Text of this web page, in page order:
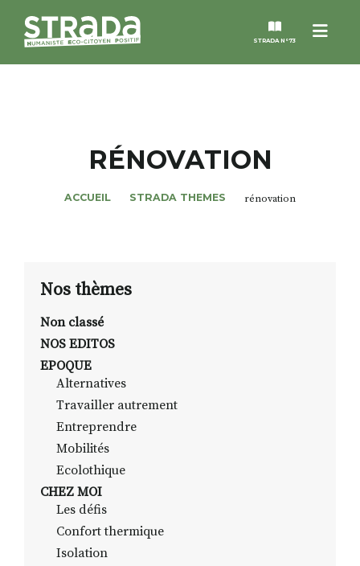
Menu
STRADA N°73
MAGAZINES
NOS THÈMES
ALTER STRADA
ROSÉE DE MAI
RECHERCHER
RÉNOVATION
ACCUEIL STRADA THEMES rénovation
Nos thèmes
Non classé
NOS EDITOS
EPOQUE
Alternatives
Travailler autrement
Entreprendre
Mobilités
Ecolothique
CHEZ MOI
Les défis
Confort thermique
Isolation